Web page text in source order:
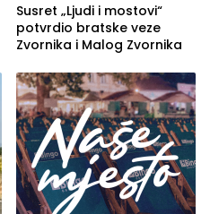
Susret „Ljudi i mostovi“
potvrdio bratske veze
Zvornika i Malog Zvornika